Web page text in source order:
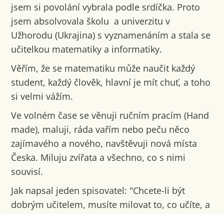
jsem si povolání vybrala podle srdíčka. Proto
jsem absolvovala školu a univerzitu v
Užhorodu (Ukrajina) s vyznamenáním a stala se
učitelkou matematiky a informatiky.
Věřím, že se matematiku může naučit každý
student, každý člověk, hlavní je mít chuť, a toho
si velmi vážím.
Ve volném čase se věnuji ručním pracím (Hand
made), maluji, ráda vařím nebo peču něco
zajímavého a nového, navštěvuji nová místa
Česka. Miluju zvířata a všechno, co s nimi
souvisí.
Jak napsal jeden spisovatel: "Chcete-li být
dobrým učitelem, musíte milovat to, co učíte, a